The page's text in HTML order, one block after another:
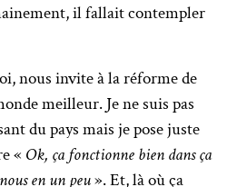
il fallait contempler
nous invite à la réforme de
meilleur. Je ne suis pas
du pays mais je pose juste
« Ok, ça fonctionne bien dans ça
en un peu». Et, là où ça